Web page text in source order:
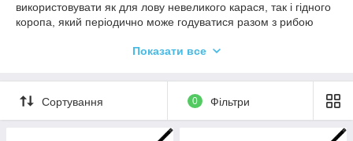
використовувати як для лову невеликого карася, так і гідного
коропа, який періодично може годуватися разом з рибою
Маючи доступну ціну, вудилище підійде для широкого кола
Бланк середньо-швидкого ладу має збільшену товщину
стінок, що дозволяє форсувати виважування, якщо лов
ведеться серед чагарників. На вершинці встановлений
Показати все
Сортування 0 Фільтри